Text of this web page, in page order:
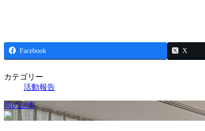
Facebook X
カテゴリー
活動報告
前の記事